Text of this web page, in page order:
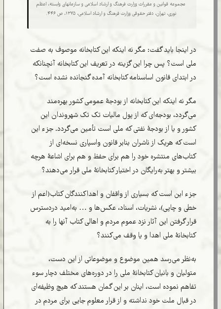
مجموعه قوانین و مقررات وزارت فرهنگ و ارشاد اسلامی و سازمانهای وابسته، اعظم
نوری، تهران، دفتر حقوقی وزارت فرهنگ و ارشاد اسلامی، ۱۳۷۵، ص ۴۴۶.
در اینجا باید گفت: مگر نه اینکه این کتابخانه موصوف به صفت
ملی است؟ پس چرا این گزینه در تعریف این کتابخانه آنچنانکه
در ابتدای قانون اساسنامه کتابخانه آمده گنجانده نشده است؟
مگر نه اینکه این کتابخانه از بودجۀ عمومی کشور بهره‌مند
می‌گردد، بودجه‌ای که از پول مالیات تک تک شهروندان این
کشور و یا از بودجۀ نفتی که ملی است تأمین می‌گردد. جزء این
است که هریک از ناشران بنابر قانون واسپاری نسخه‌ای از
کتاب‌های منتشره خود را هم برای حفظ و هم برای اشاعۀ هرچه
بیشتر و بهتر به‌رایگان در اختیار کتابخانۀ ملی قرار می‌دهند؟
جزء این است که بسیاری از واقفان و اهداکنندگان کتاب(اعم از
خطی و چاپی)‌، نشریات، اسناد، عکس‌ها و … به‌امید دردسترس
قرار گرفتن این آثار نزد عموم مردم و اهالی کتاب آنها را به
کتابخانۀ ملی اهدا و یا وقف می‌کنند؟
به‌نظر می‌رسد همین موضوع و موضوعاتی از این دست،
متولیان و بانیان کتابخانۀ ملی را در دوره‌های مختلف دچار سوء
تفاهم نموده است، اینان بر این گمان هستند که هیچ وظیفه‌ای
در قبال ملت خود نداشته و از قرار معلوم جایی برای مردم در